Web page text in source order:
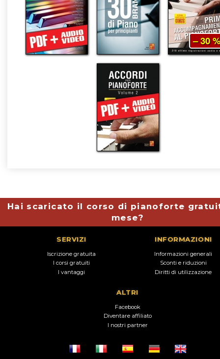
– 30
Hai scaricato il corso di pianoforte
mese?
SERVIZI
Iscrizione gratuita
I corsi gratuiti
I vantaggi
INFORMAZIONI
Informazioni generali
Sconti e riduzioni
Diritti di utilizzazione
ALTRI
Facebook
Diventare affiliato
I nostri partner